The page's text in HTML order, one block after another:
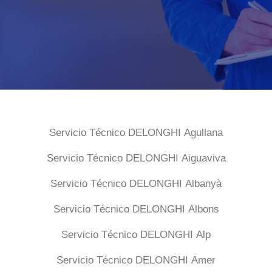
Servicio Técnico DELONGHI Agullana
Servicio Técnico DELONGHI Aiguaviva
Servicio Técnico DELONGHI Albanyà
Servicio Técnico DELONGHI Albons
Servicio Técnico DELONGHI Alp
Servicio Técnico DELONGHI Amer